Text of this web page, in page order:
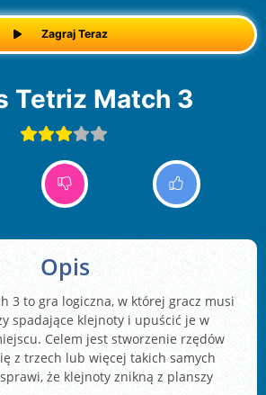
Zagraj Teraz
Tetriz Match 3
Opis
3 to gra logiczna, w której gracz musi
spadające klejnoty i upuścić je w
Celem jest stworzenie rzędów
z trzech lub więcej takich samych
że klejnoty znikną z planszy